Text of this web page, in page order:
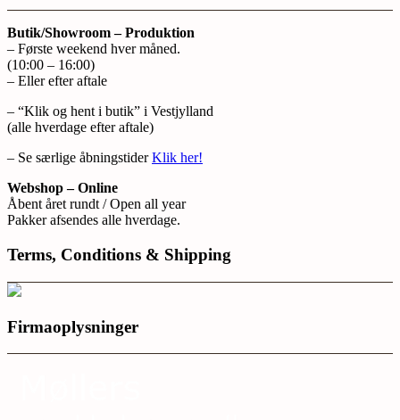
Butik/Showroom – Produktion
– Første weekend hver måned.
(10:00 – 16:00)
– Eller efter aftale
– “Klik og hent i butik” i Vestjylland
(alle hverdage efter aftale)
– Se særlige åbningstiderKlik her!
Webshop – Online
Åbent året rundt / Open all year
Pakker afsendes alle hverdage.
Terms, Conditions & Shipping
Firmaoplysninger